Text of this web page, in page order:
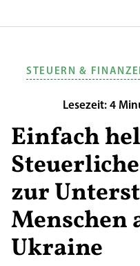
STEUERN &
Lesezeit: 4
Einfach
zur
Menschen
Ukraine